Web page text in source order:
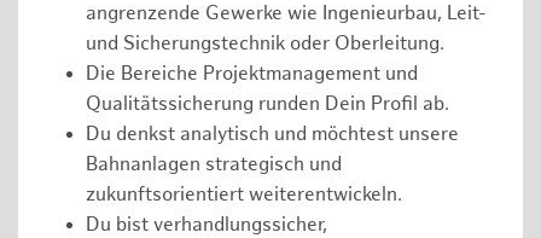
angrenzende Gewerke wie Ingenieurbau, Leit-
und Sicherungstechnik oder Oberleitung.
Die Bereiche Projektmanagement und
Qualitätssicherung runden Dein Profil ab.
Du denkst analytisch und möchtest unsere
Bahnanlagen strategisch und
zukunftsorientiert weiterentwickeln.
Du bist verhandlungssicher,